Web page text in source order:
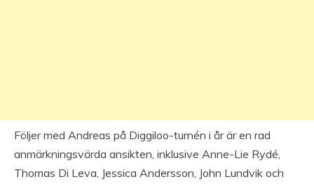
Följer med Andreas på Diggiloo-turnén i år är en rad
anmärkningsvärda ansikten, inklusive Anne-Lie Rydé,
Thomas Di Leva, Jessica Andersson, John Lundvik och